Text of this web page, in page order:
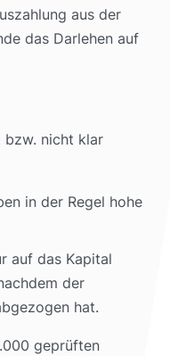
aus der
das Darlehen auf
bzw. nicht klar
in der Regel hohe
auf das Kapital
der
hat.
geprüften